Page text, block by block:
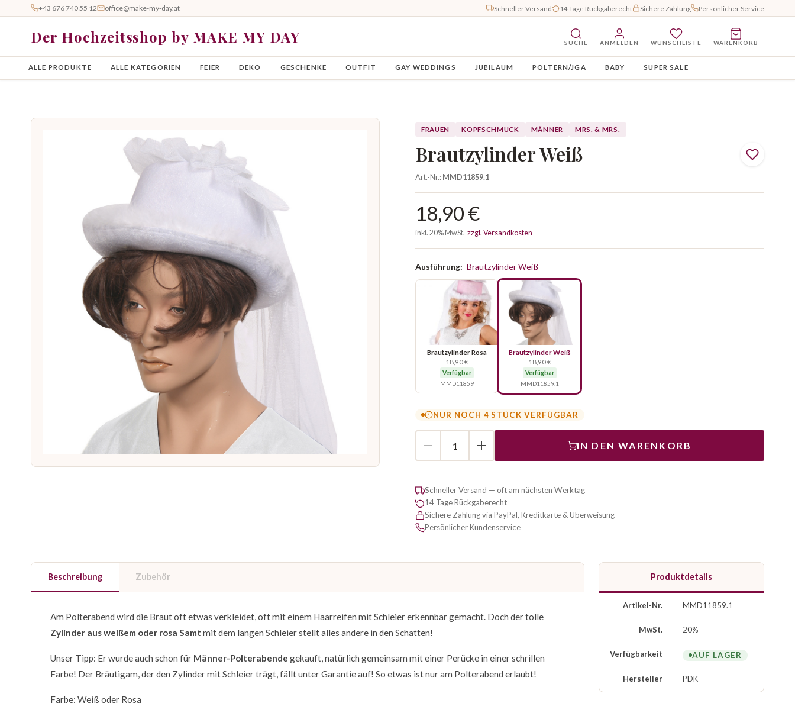
+43 676 740 55 12 office@make-my-day.at Schneller Versand 14 Tage Rückgaberecht Sichere Zahlung Persönlicher Service
Der Hochzeitsshop by MAKE MY DAY SUCHE ANMELDEN WUNSCHLISTE WARENKORB
ALLE PRODUKTE ALLE KATEGORIEN FEIER DEKO GESCHENKE OUTFIT GAY WEDDINGS JUBILÄUM POLTERN/JGA BABY SUPER SALE
FRAUEN KOPFSCHMUCK MÄNNER MRS. & MRS.
Brautzylinder Weiß
Art.-Nr.:MMD11859.1
18,90 €
inkl. 20% MwSt. zzgl. Versandkosten
Ausführung: Brautzylinder Weiß
Brautzylinder Rosa
18,90 €
Verfügbar
MMD11859
Brautzylinder Weiß
18,90 €
Verfügbar
MMD11859.1
NUR NOCH 4 STÜCK VERFÜGBAR
IN DEN WARENKORB
Schneller Versand — oft am nächsten Werktag
14 Tage Rückgaberecht
Sichere Zahlung via PayPal, Kreditkarte & Überweisung
Persönlicher Kundenservice
Beschreibung Zubehör
Am Polterabend wird die Braut oft etwas verkleidet, oft mit einem Haarreifen mit Schleier erkennbar gemacht. Doch der tolle
Zylinder aus weißem oder rosa Samt mit dem langen Schleier stellt alles andere in den Schatten!
Unser Tipp: Er wurde auch schon für Männer-Polterabende gekauft, natürlich gemeinsam mit einer Perücke in einer schrillen
Farbe! Der Bräutigam, der den Zylinder mit Schleier trägt, fällt unter Garantie auf! So etwas ist nur am Polterabend erlaubt!
Farbe: Weiß oder Rosa
Produktdetails
Artikel-Nr. MMD11859.1
MwSt. 20%
Verfügbarkeit AUF LAGER
Hersteller PDK